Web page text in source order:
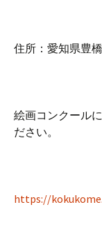
住所：愛知県豊
絵画コンクール
ださい。
https://